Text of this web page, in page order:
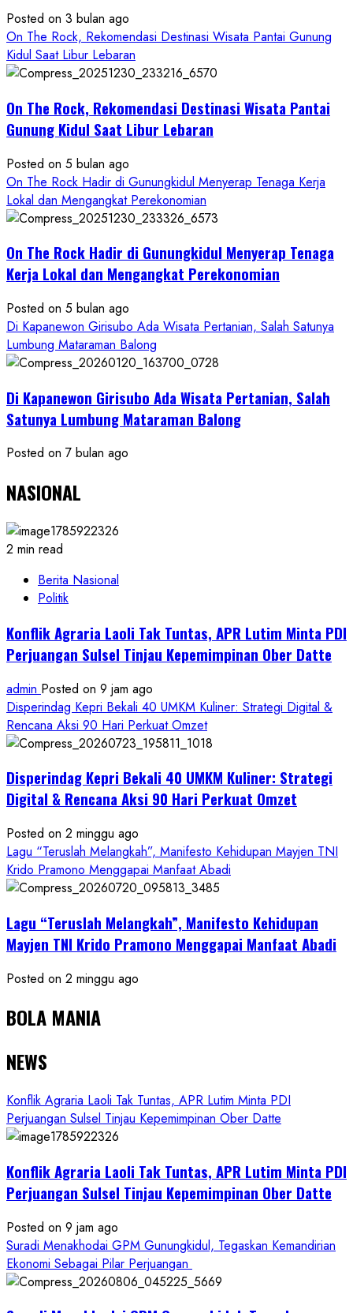
Baru,
Padukan
Keindahan
Alam
Wisata
Kekinian
Posted on 3 bulan ago
On The Rock, Rekomendasi Destinasi Wisata Pantai Gunung
Kidul Saat Libur Lebaran
On The Rock, Rekomendasi Destinasi Wisata Pantai
Gunung Kidul Saat Libur Lebaran
Posted on 5 bulan ago
On The Rock Hadir di Gunungkidul Menyerap Tenaga Kerja
Lokal dan Mengangkat Perekonomian
On The Rock Hadir di Gunungkidul Menyerap Tenaga
Kerja Lokal dan Mengangkat Perekonomian
Posted on 5 bulan ago
Di Kapanewon Girisubo Ada Wisata Pertanian, Salah Satunya
Lumbung Mataraman Balong
Di Kapanewon Girisubo Ada Wisata Pertanian, Salah
Satunya Lumbung Mataraman Balong
Posted on 7 bulan ago
NASIONAL
2 min read
Berita Nasional
Politik
Konflik Agraria Laoli Tak Tuntas, APR Lutim Minta PDI
Perjuangan Sulsel Tinjau Kepemimpinan Ober Datte
admin Posted on 9 jam ago
Disperindag Kepri Bekali 40 UMKM Kuliner: Strategi Digital &
Rencana Aksi 90 Hari Perkuat Omzet
Disperindag Kepri Bekali 40 UMKM Kuliner: Strategi
Digital & Rencana Aksi 90 Hari Perkuat Omzet
Posted on 2 minggu ago
Lagu “Teruslah Melangkah”, Manifesto Kehidupan Mayjen TNI
Krido Pramono Menggapai Manfaat Abadi
Lagu “Teruslah Melangkah”, Manifesto Kehidupan
Mayjen TNI Krido Pramono Menggapai Manfaat Abadi
Posted on 2 minggu ago
BOLA MANIA
NEWS
Konflik Agraria Laoli Tak Tuntas, APR Lutim Minta PDI
Perjuangan Sulsel Tinjau Kepemimpinan Ober Datte
Konflik Agraria Laoli Tak Tuntas, APR Lutim Minta PDI
Perjuangan Sulsel Tinjau Kepemimpinan Ober Datte
Posted on 9 jam ago
Suradi Menakhodai GPM Gunungkidul, Tegaskan Kemandirian
Ekonomi Sebagai Pilar Perjuangan ​